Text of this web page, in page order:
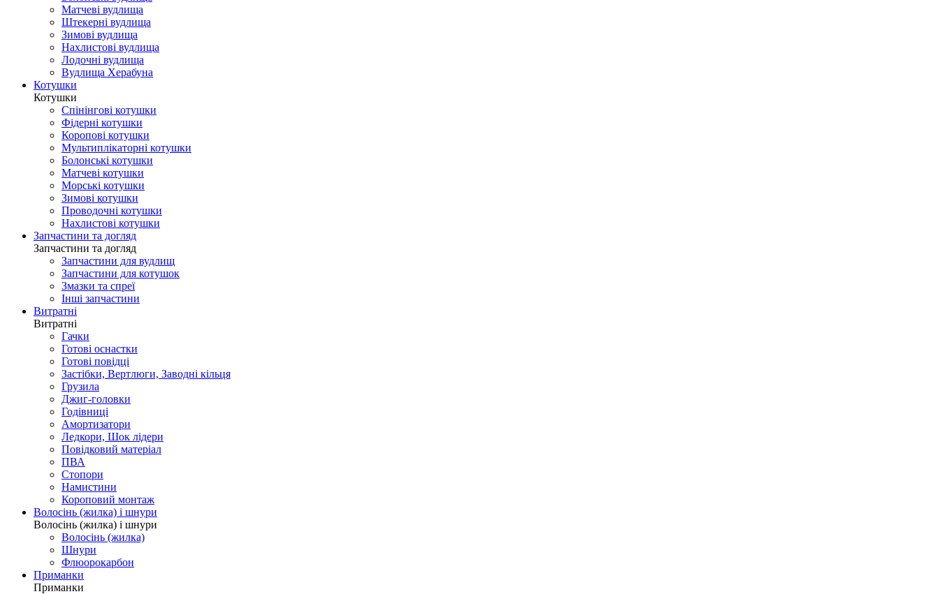
Матчеві вудлища
Штекерні вудлища
Зимові вудлища
Нахлистові вудлища
Лодочні вудлища
Вудлища Херабуна
Котушки
Котушки
Спінінгові котушки
Фідерні котушки
Коропові котушки
Мультиплікаторні котушки
Болонські котушки
Матчеві котушки
Морські котушки
Зимові котушки
Проводочні котушки
Нахлистові котушки
Запчастини та догляд
Запчастини та догляд
Запчастини для вудлищ
Запчастини для котушок
Змазки та спреї
Інші запчастини
Витратні
Витратні
Гачки
Готові оснастки
Готові повідці
Застібки, Вертлюги, Заводні кільця
Грузила
Джиг-головки
Годівниці
Амортизатори
Ледкори, Шок лідери
Повідковий матеріал
ПВА
Стопори
Намистини
Короповий монтаж
Волосінь (жилка) і шнури
Волосінь (жилка) і шнури
Волосінь (жилка)
Шнури
Флюорокарбон
Приманки
Приманки